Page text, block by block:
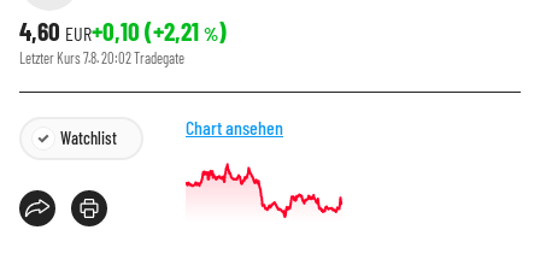
4,60 EUR+0,10 (+2,21 %)
Letzter Kurs7.8. 20:02Tradegate
Watchlist Chart ansehen